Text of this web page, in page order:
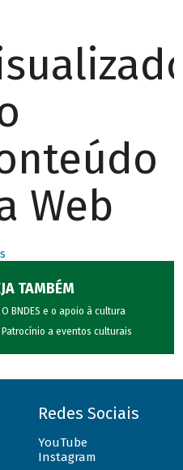
Web
TAMBÉM
O BNDES e o apoio à cultura
Patrocínio a eventos culturais
Redes Sociais
YouTube
Instagram